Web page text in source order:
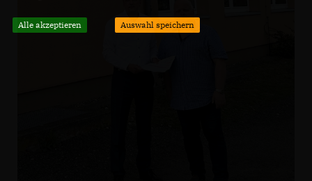
Alle akzeptieren Auswahl speichern